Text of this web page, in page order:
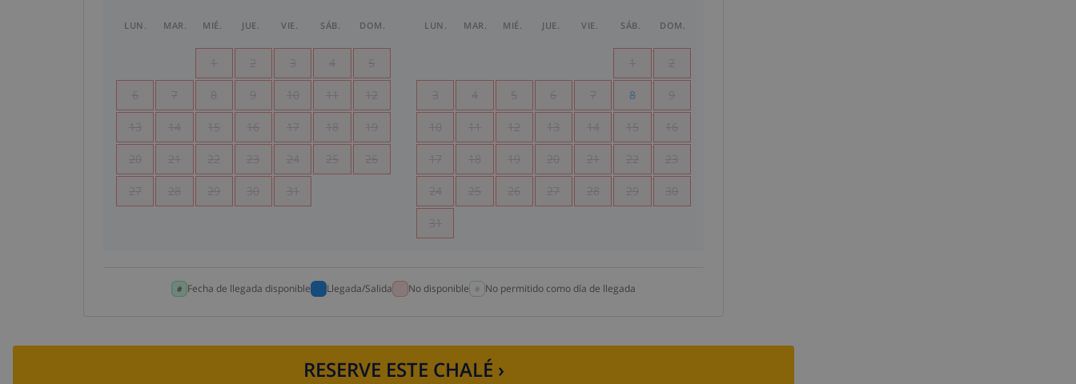
LUN. MAR. MIÉ. JUE. VIE. SÁB. DOM.
1 2 3 4 5
6 7 8 9 10 11 12
13 14 15 16 17 18 19
20 21 22 23 24 25 26
27 28 29 30 31
LUN. MAR. MIÉ. JUE. VIE. SÁB. DOM.
1 2
3 4 5 6 7 8 9
10 11 12 13 14 15 16
17 18 19 20 21 22 23
24 25 26 27 28 29 30
31
Fecha de llegada disponible Llegada/Salida No disponible No permitido como día de llegada
RESERVE ESTE CHALÉ ›